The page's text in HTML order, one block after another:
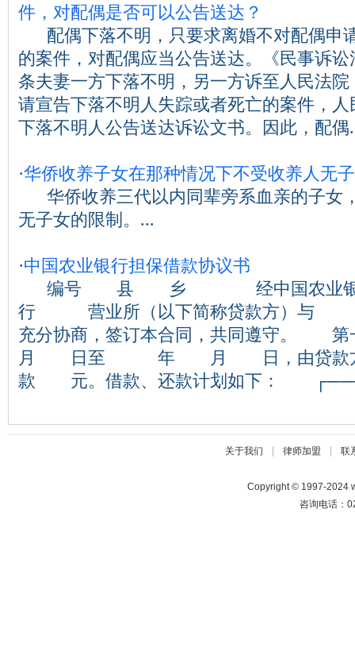
件，对配偶是否可以公告送达？
配偶下落不明，只要求离婚不对配偶申
的案件，对配偶应当公告送达。《民事诉讼
条夫妻一方下落不明，另一方诉至人民法
请宣告下落不明人失踪或者死亡的案件，
下落不明人公告送达诉讼文书。因此，配偶
·华侨收养子女在那种情况下不受收养人无
华侨收养三代以内同辈旁系血亲的子女
无子女的限制。...
·中国农业银行担保借款协议书
编号 县 乡 经中国农业
行 营业所（以下简称贷款方）与 （
充分协商，签订本合同，共同遵
月 日至 年 月 日，由贷款方
款 元。借款、还款计划如下：
关于我们 | 律师加盟 | 联
Copyright © 1997-2024
咨询电话：